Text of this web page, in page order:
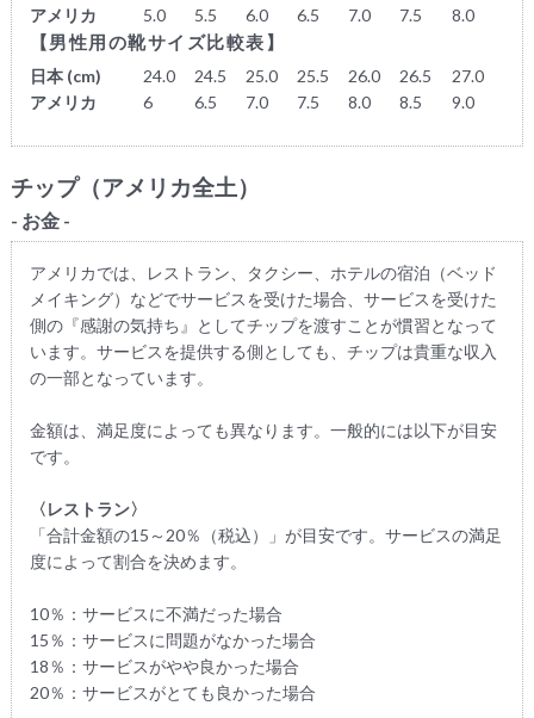
アメリカ
5.0 5.5 6.0 6.5 7.0 7.5 8.0
【男性用の靴サイズ比較表】
日本 (cm) 24.0 24.5 25.0 25.5 26.0 26.5
27.0
アメリカ
6 6.5 7.0 7.5 8.0 8.5 9.0
チップ（アメリカ全土）
- お金 -
アメリカでは、レストラン、タクシー、ホテルの宿泊（ベッド
メイキング）などでサービスを受けた場合、サービスを受けた
側の『感謝の気持ち』としてチップを渡すことが慣習となって
います。サービスを提供する側としても、チップは貴重な収入
の一部となっています。
金額は、満足度によっても異なります。一般的には以下が目安
です。
〈レストラン〉
「合計金額の15～20％（税込）」が目安です。サービスの満足
度によって割合を決めます。
10％：サービスに不満だった場合
15％：サービスに問題がなかった場合
18％：サービスがやや良かった場合
20％：サービスがとても良かった場合